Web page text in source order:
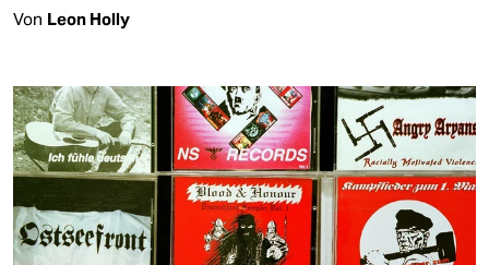
Von Leon Holly